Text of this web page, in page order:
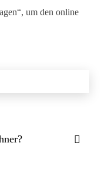
um den online